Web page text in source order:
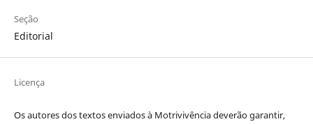
Seção
Editorial
Licença
Os autores dos textos enviados à Motrivivência deverão garantir,